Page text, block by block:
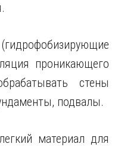
проникающего
стены
подвалы.
материал для